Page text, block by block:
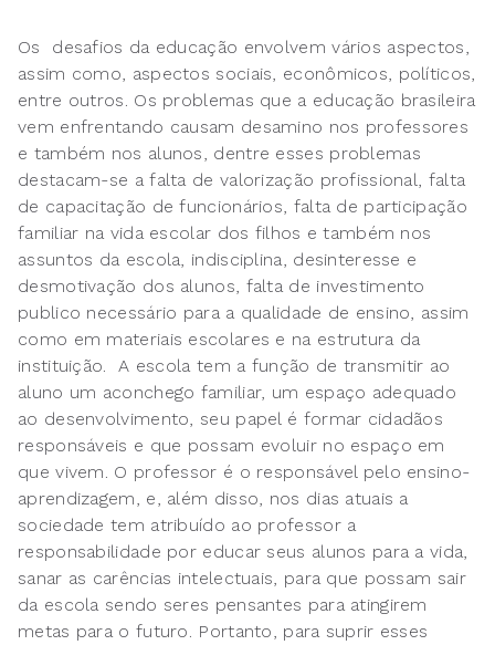
Os desafios da educação envolvem vários aspectos,
assim como, aspectos sociais, econômicos, políticos,
entre outros. Os problemas que a educação brasileira
vem enfrentando causam desamino nos professores
e também nos alunos, dentre esses problemas
destacam-se a falta de valorização profissional, falta
de capacitação de funcionários, falta de participação
familiar na vida escolar dos filhos e também nos
assuntos da escola, indisciplina, desinteresse e
desmotivação dos alunos, falta de investimento
publico necessário para a qualidade de ensino, assim
como em materiais escolares e na estrutura da
instituição. A escola tem a função de transmitir ao
aluno um aconchego familiar, um espaço adequado
ao desenvolvimento, seu papel é formar cidadãos
responsáveis e que possam evoluir no espaço em
que vivem. O professor é o responsável pelo ensino-
aprendizagem, e, além disso, nos dias atuais a
sociedade tem atribuído ao professor a
responsabilidade por educar seus alunos para a vida,
sanar as carências intelectuais, para que possam sair
da escola sendo seres pensantes para atingirem
metas para o futuro. Portanto, para suprir esses